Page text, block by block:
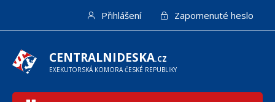
hlavnímu
obsahu
Přihlášení Zapomenuté heslo
CENTRALNIDESKA.CZ
EXEKUTORSKÁ KOMORA ČESKÉ REPUBLIKY